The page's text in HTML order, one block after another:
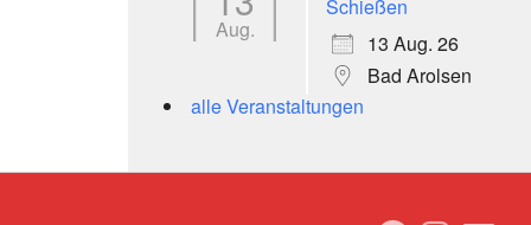
Aug.
Schießen
13 Aug. 26
Bad Arolsen
alle Veranstaltungen